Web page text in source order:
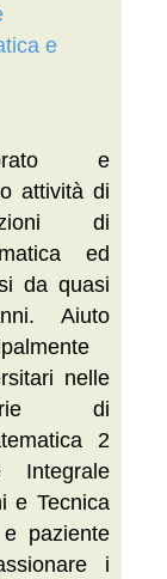
e
e
attività di
di
ed
da quasi
Aiuto
nelle
di
2
Integrale
e Tecnica
paziente
i